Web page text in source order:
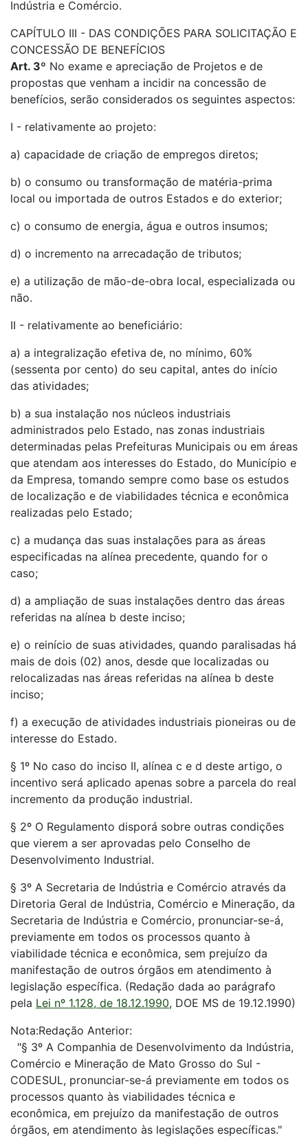
Indústria e Comércio.
CAPÍTULO III - DAS CONDIÇÕES PARA SOLICITAÇÃO E
CONCESSÃO DE BENEFÍCIOS
Art. 3º No exame e apreciação de Projetos e de
propostas que venham a incidir na concessão de
benefícios, serão considerados os seguintes aspectos:
I - relativamente ao projeto:
a) capacidade de criação de empregos diretos;
b) o consumo ou transformação de matéria-prima
local ou importada de outros Estados e do exterior;
c) o consumo de energia, água e outros insumos;
d) o incremento na arrecadação de tributos;
e) a utilização de mão-de-obra local, especializada ou
não.
II - relativamente ao beneficiário:
a) a integralização efetiva de, no mínimo, 60%
(sessenta por cento) do seu capital, antes do início
das atividades;
b) a sua instalação nos núcleos industriais
administrados pelo Estado, nas zonas industriais
determinadas pelas Prefeituras Municipais ou em áreas
que atendam aos interesses do Estado, do Município e
da Empresa, tomando sempre como base os estudos
de localização e de viabilidades técnica e econômica
realizadas pelo Estado;
c) a mudança das suas instalações para as áreas
especificadas na alínea precedente, quando for o
caso;
d) a ampliação de suas instalações dentro das áreas
referidas na alínea b deste inciso;
e) o reinício de suas atividades, quando paralisadas há
mais de dois (02) anos, desde que localizadas ou
relocalizadas nas áreas referidas na alínea b deste
inciso;
f) a execução de atividades industriais pioneiras ou de
interesse do Estado.
§ 1º No caso do inciso II, alínea c e d deste artigo, o
incentivo será aplicado apenas sobre a parcela do real
incremento da produção industrial.
§ 2º O Regulamento disporá sobre outras condições
que vierem a ser aprovadas pelo Conselho de
Desenvolvimento Industrial.
§ 3º A Secretaria de Indústria e Comércio através da
Diretoria Geral de Indústria, Comércio e Mineração, da
Secretaria de Indústria e Comércio, pronunciar-se-á,
previamente em todos os processos quanto à
viabilidade técnica e econômica, sem prejuízo da
manifestação de outros órgãos em atendimento à
legislação específica. (Redação dada ao parágrafo
pela Lei nº 1.128, de 18.12.1990, DOE MS de 19.12.1990)
Nota:Redação Anterior:
"§ 3º A Companhia de Desenvolvimento da Indústria,
Comércio e Mineração de Mato Grosso do Sul -
CODESUL, pronunciar-se-á previamente em todos os
processos quanto às viabilidades técnica e
econômica, em prejuízo da manifestação de outros
órgãos, em atendimento às legislações específicas."